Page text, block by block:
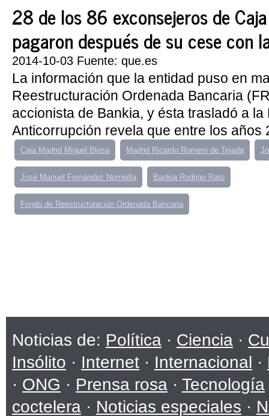
28 de los 86 exconsejeros de
pagaron después de su cese con
2014-10-03 Fuente: que.es
La información que la entidad puso en
Reestructuración Ordenada Bancaria
accionista de Bankia, y ésta trasladó a la
Anticorrupción revela que entre los años
Caja Madrid Miguel Blesa Madrid Ricardo Romero de Tejada
José Manuel Fernández Norniella Bankia Rodrigo Rato
Fondo de Reestructuración Ordenada Bancaria
Noticias de: Política · Ciencia ·
Insólito · Internet · Internacional ·
· ONG · Prensa rosa · Tecnología
coctelera · Noticias especiales ·